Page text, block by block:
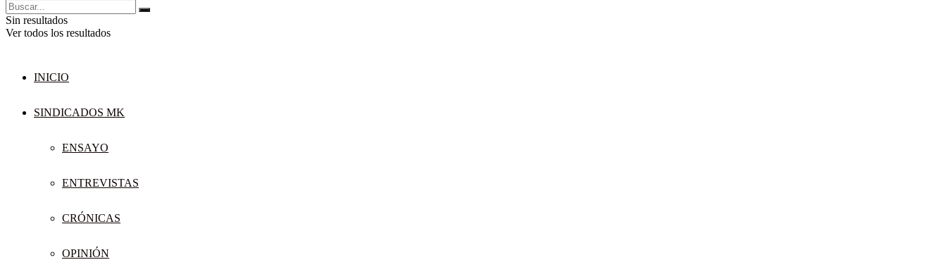
Sin resultados
Ver todos los resultados
INICIO
SINDICADOS MK
ENSAYO
ENTREVISTAS
CRÓNICAS
OPINIÓN